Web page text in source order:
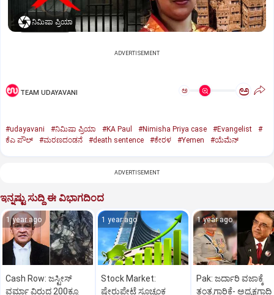
ನಿಮಿಷಾ ಪ್ರಿಯಾ
ADVERTISEMENT
TEAM UDAYAVANI ಅ ಅ
#udayavani #ನಿಮಿಷಾ ಪ್ರಿಯಾ #KA Paul #Nimisha Priya case #Evangelist
#
ಕೆಎ ಪೌಲ್
#ಮರಣದಂಡನೆ #death sentence #ಕೇರಳ #Yemen #ಯೆಮೆನ್‌
ADVERTISEMENT
ಇನ್ನಷ್ಟು ಸುದ್ದಿ ಈ ವಿಭಾಗದಿಂದ
1 year ago
Cash Row: ಜಸ್ಟೀಸ್‌
ವರ್ಮಾ ವಿರುದ್ಧ 200ಕ್ಕೂ
1 year ago
Stock Market:
ಷೇರುಪೇಟೆ ಸೂಚ್ಯಂಕ
1 year ago
Pak: ಜರ್ದಾರಿ ವಜಾಕ್ಕೆ
ತಂತ್ರಗಾರಿಕೆ- ಅಧ್ಯಕ್ಷಗಾದಿ